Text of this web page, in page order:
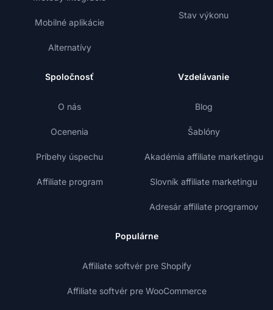
Mobilné aplikácie
Alternatívy
Stav výkonu
Spoločnosť
O nás
Ocenenia
Príbehy úspechu
Affiliate program
Vzdelávanie
Blog
Šablóny
Akadémia affiliate marketingu
Slovník affiliate marketingu
Adresár affiliate programov
Populárne
Affiliate softvér pre Shopify
Affiliate softvér pre WooCommerce